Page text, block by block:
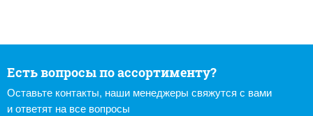
Есть вопросы по ассортименту?
Оставьте контакты, наши менеджеры свяжутся с вами
и ответят на все вопросы